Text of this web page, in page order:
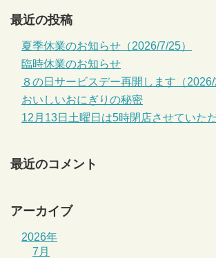
最近の投稿
夏季休業のお知らせ（2026/7/25）
臨時休業のお知らせ
８の日サービスデー再開します（2026/
おいしいおにぎりの秘密
12月13日土曜日は5時閉店させていた
最近のコメント
アーカイブ
2026年
7月